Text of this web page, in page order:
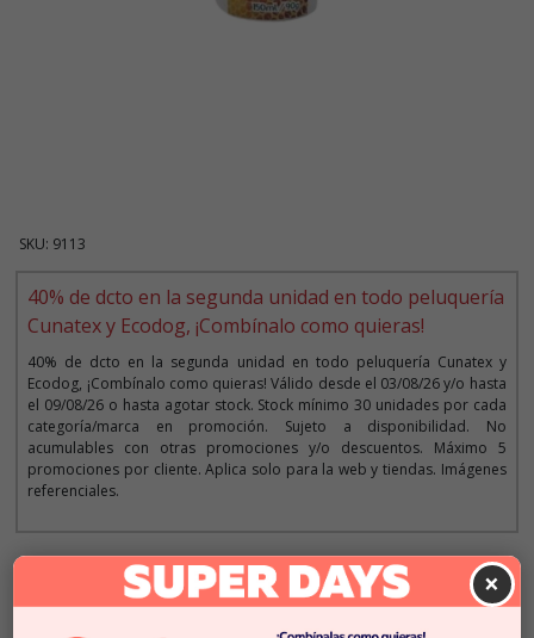
SKU: 9113
40% de dcto en la segunda unidad en todo peluquería
Cunatex y Ecodog, ¡Combínalo como quieras!
40% de dcto en la segunda unidad en todo peluquería Cunatex y
Ecodog, ¡Combínalo como quieras! Válido desde el 03/08/26 y/o hasta
el 09/08/26 o hasta agotar stock. Stock mínimo 30 unidades por cada
categoría/marca en promoción. Sujeto a disponibilidad. No
acumulables con otras promociones y/o descuentos. Máximo 5
promociones por cliente. Aplica solo para la web y tiendas. Imágenes
referenciales.
Descripción ×